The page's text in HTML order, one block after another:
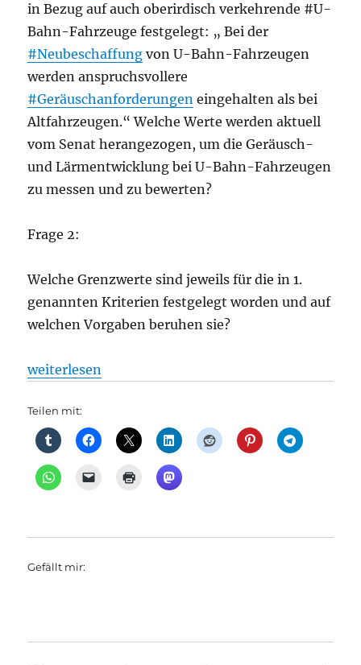
in Bezug auf auch oberirdisch verkehrende #U-
Bahn-Fahrzeuge festgelegt: „ Bei der
#Neubeschaffung von U-Bahn-Fahrzeugen
werden anspruchsvollere
#Geräuschanforderungen eingehalten als bei
Altfahrzeugen.“ Welche Werte werden aktuell
vom Senat herangezogen, um die Geräusch-
und Lärmentwicklung bei U-Bahn-Fahrzeugen
zu messen und zu bewerten?
Frage 2:
Welche Grenzwerte sind jeweils für die in 1.
genannten Kriterien festgelegt worden und auf
welchen Vorgaben beruhen sie?
„Effektive Lärmreduzierung bei neuen U-
weiterlesen
Teilen mit:
Gefällt mir: